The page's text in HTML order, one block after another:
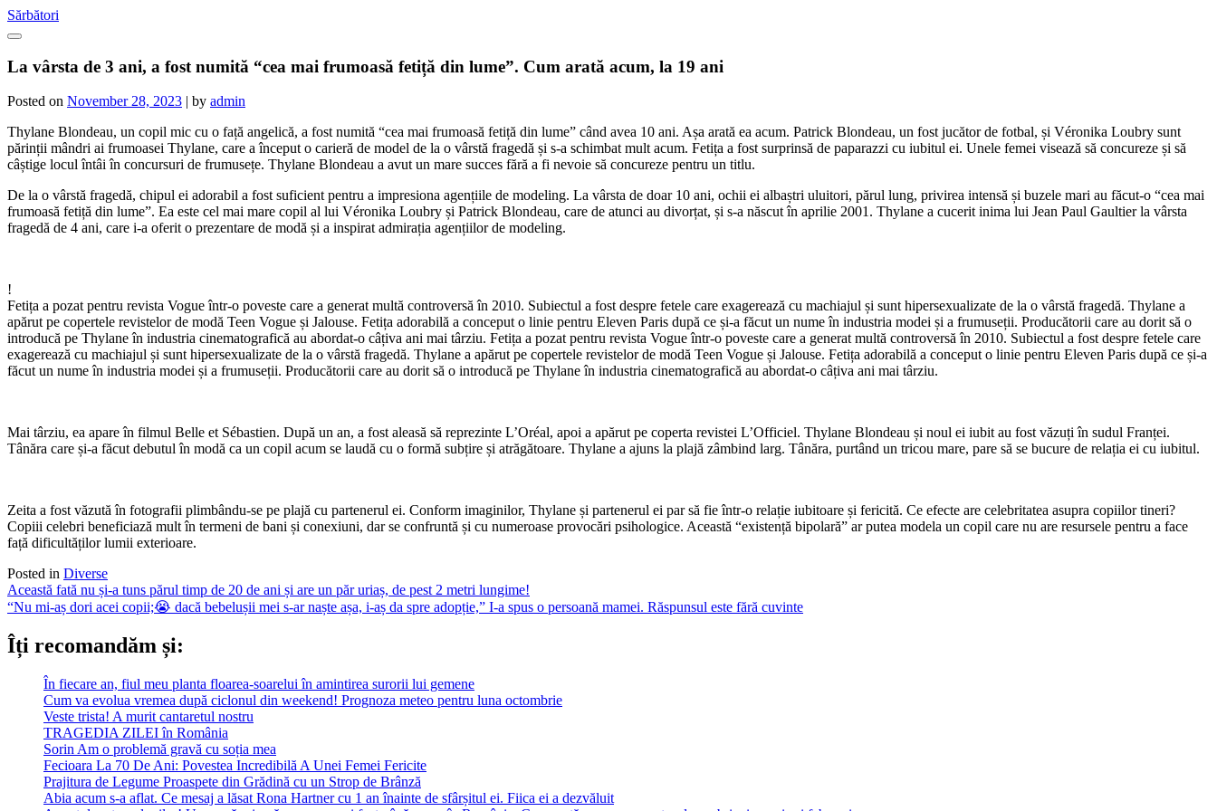
Skip
to
Sărbători
La vârsta de 3 ani, a fost numită “cea mai frumoasă fetiță din lume”. Cum arată acum, la 19 ani
Posted on November 28, 2023 | by admin
Thylane Blondeau, un copil mic cu o față angelică, a fost numită “cea mai frumoasă fetiță din lume” când avea 10 ani. Așa arată ea acum. Patrick Blondeau, un fost jucător de fotbal, și Véronika Loubry sunt
părinții mândri ai frumoasei Thylane, care a început o carieră de model de la o vârstă fragedă și s-a schimbat mult acum. Fetița a fost surprinsă de paparazzi cu iubitul ei. Unele femei visează să concureze și să
câștige locul întâi în concursuri de frumusețe. Thylane Blondeau a avut un mare succes fără a fi nevoie să concureze pentru un titlu.
De la o vârstă fragedă, chipul ei adorabil a fost suficient pentru a impresiona agențiile de modeling. La vârsta de doar 10 ani, ochii ei albaștri uluitori, părul lung, privirea intensă și buzele mari au făcut-o “cea mai
frumoasă fetiță din lume”. Ea este cel mai mare copil al lui Véronika Loubry și Patrick Blondeau, care de atunci au divorțat, și s-a născut în aprilie 2001. Thylane a cucerit inima lui Jean Paul Gaultier la vârsta
fragedă de 4 ani, care i-a oferit o prezentare de modă și a inspirat admirația agențiilor de modeling.
!
Fetița a pozat pentru revista Vogue într-o poveste care a generat multă controversă în 2010. Subiectul a fost despre fetele care exagerează cu machiajul și sunt hipersexualizate de la o vârstă fragedă. Thylane a
apărut pe copertele revistelor de modă Teen Vogue și Jalouse. Fetița adorabilă a conceput o linie pentru Eleven Paris după ce și-a făcut un nume în industria modei și a frumuseții. Producătorii care au dorit să o
introducă pe Thylane în industria cinematografică au abordat-o câțiva ani mai târziu. Fetița a pozat pentru revista Vogue într-o poveste care a generat multă controversă în 2010. Subiectul a fost despre fetele care
exagerează cu machiajul și sunt hipersexualizate de la o vârstă fragedă. Thylane a apărut pe copertele revistelor de modă Teen Vogue și Jalouse. Fetița adorabilă a conceput o linie pentru Eleven Paris după ce și-a
făcut un nume în industria modei și a frumuseții. Producătorii care au dorit să o introducă pe Thylane în industria cinematografică au abordat-o câțiva ani mai târziu.
Mai târziu, ea apare în filmul Belle et Sébastien. După un an, a fost aleasă să reprezinte L’Oréal, apoi a apărut pe coperta revistei L’Officiel. Thylane Blondeau și noul ei iubit au fost văzuți în sudul Franței.
Tânăra care și-a făcut debutul în modă ca un copil acum se laudă cu o formă subțire și atrăgătoare. Thylane a ajuns la plajă zâmbind larg. Tânăra, purtând un tricou mare, pare să se bucure de relația ei cu iubitul.
Zeita a fost văzută în fotografii plimbându-se pe plajă cu partenerul ei. Conform imaginilor, Thylane și partenerul ei par să fie într-o relație iubitoare și fericită. Ce efecte are celebritatea asupra copiilor tineri?
Copiii celebri beneficiază mult în termeni de bani și conexiuni, dar se confruntă și cu numeroase provocări psihologice. Această “existență bipolară” ar putea modela un copil care nu are resursele pentru a face
față dificultăților lumii exterioare.
Posted in Diverse
Post
navigation
Această fată nu și-a tuns părul timp de 20 de ani și are un păr uriaș, de pest 2 metri lungime!
“Nu mi-aș dori acei copii;😭 dacă bebelușii mei s-ar naște așa, i-aș da spre adopție,” I-a spus o persoană mamei. Răspunsul este fără cuvinte
Îți recomandăm și:
În fiecare an, fiul meu planta floarea-soarelui în amintirea surorii lui gemene
Cum va evolua vremea după ciclonul din weekend! Prognoza meteo pentru luna octombrie
Veste trista! A murit cantaretul nostru
TRAGEDIA ZILEI în România
Sorin Am o problemă gravă cu soția mea
Fecioara La 70 De Ani: Povestea Incredibilă A Unei Femei Fericite
Prajitura de Legume Proaspete din Grădină cu un Strop de Brânză
Abia acum s-a aflat. Ce mesaj a lăsat Rona Hartner cu 1 an înainte de sfârșitul ei. Fiica ei a dezvăluit